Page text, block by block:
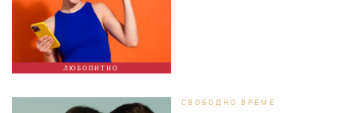
ЛЮБОПИТНО
СВОБОДНО ВРЕМЕ